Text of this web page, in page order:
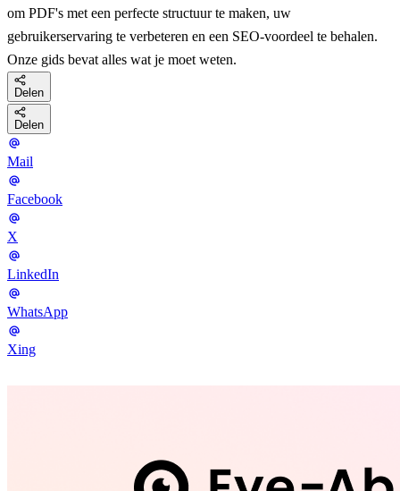
om PDF's met een perfecte structuur te maken, uw
gebruikerservaring te verbeteren en een SEO-voordeel te behalen.
Onze gids bevat alles wat je moet weten.
Delen
Delen
Mail
Facebook
X
LinkedIn
WhatsApp
Xing